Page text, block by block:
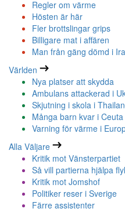
Regler om värme
Hösten är här
Fler brottslingar grips
Billigare mat i affären
Man från gäng dömd i
Världen
Nya platser att skydda
Ambulans attackerad i
Skjutning i skola i
Många barn kvar i Ceuta
Varning för värme i
Alla Väljare
Kritik mot Vänsterpartiet
Så vill partierna hjälpa
Kritik mot Jomshof
Politiker reser i Sverige
Färre assistenter